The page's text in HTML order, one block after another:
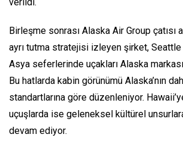
Birleşme sonrası Alaska Air Group çatısı
ayrı tutma stratejisi izleyen şirket, Seattle
Asya seferlerinde uçakları Alaska
Bu hatlarda kabin görünümü Alaska’nın
standartlarına göre düzenleniyor.
uçuşlarda ise geleneksel kültürel
devam ediyor.